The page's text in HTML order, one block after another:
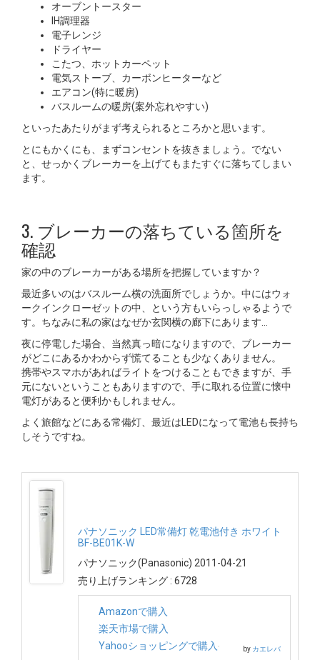
オーブントースター
IH調理器
電子レンジ
ドライヤー
こたつ、ホットカーペット
電気ストーブ、カーボンヒーターなど
エアコン(特に暖房)
バスルームの暖房(案外忘れやすい)
といったあたりがまず考えられるところかと思います。
とにもかくにも、まずコンセントを抜きましょう。でない
と、せっかくブレーカーを上げてもまたすぐに落ちてしまい
ます。
3. ブレーカーの落ちている箇所を
確認
家の中のブレーカーがある場所を把握していますか？
最近多いのはバスルーム横の洗面所でしょうか。中にはウォ
ークインクローゼットの中、という方もいらっしゃるようで
す。ちなみに私の家はなぜか玄関横の廊下にあります…
夜に停電した場合、当然真っ暗になりますので、ブレーカー
がどこにあるかわからず慌てることも少なくありません。
携帯やスマホがあればライトをつけることもできますが、手
元にないということもありますので、手に取れる位置に懐中
電灯があると便利かもしれません。
よく旅館などにある常備灯、最近はLEDになって電池も長持ち
しそうですね。
パナソニック LED常備灯 乾電池付き ホワイト
BF-BE01K-W
パナソニック(Panasonic) 2011-04-21
売り上げランキング : 6728
Amazonで購入
楽天市場で購入
Yahooショッピングで購入
by カエレバ